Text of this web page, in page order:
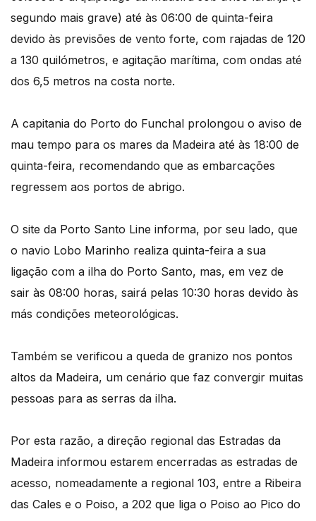
segundo mais grave) até às 06:00 de quinta-feira
devido às previsões de vento forte, com rajadas de 120
a 130 quilómetros, e agitação marítima, com ondas até
dos 6,5 metros na costa norte.
A capitania do Porto do Funchal prolongou o aviso de
mau tempo para os mares da Madeira até às 18:00 de
quinta-feira, recomendando que as embarcações
regressem aos portos de abrigo.
O site da Porto Santo Line informa, por seu lado, que
o navio Lobo Marinho realiza quinta-feira a sua
ligação com a ilha do Porto Santo, mas, em vez de
sair às 08:00 horas, sairá pelas 10:30 horas devido às
más condições meteorológicas.
Também se verificou a queda de granizo nos pontos
altos da Madeira, um cenário que faz convergir muitas
pessoas para as serras da ilha.
Por esta razão, a direção regional das Estradas da
Madeira informou estarem encerradas as estradas de
acesso, nomeadamente a regional 103, entre a Ribeira
das Cales e o Poiso, a 202 que liga o Poiso ao Pico do